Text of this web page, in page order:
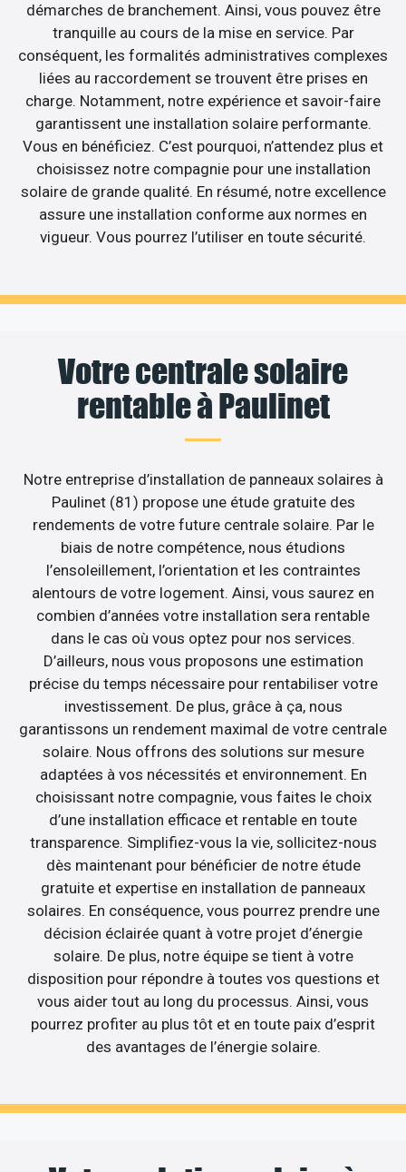
démarches de branchement. Ainsi, vous pouvez être
tranquille au cours de la mise en service. Par
conséquent, les formalités administratives complexes
liées au raccordement se trouvent être prises en
charge. Notamment, notre expérience et savoir-faire
garantissent une installation solaire performante.
Vous en bénéficiez. C’est pourquoi, n’attendez plus et
choisissez notre compagnie pour une installation
solaire de grande qualité. En résumé, notre excellence
assure une installation conforme aux normes en
vigueur. Vous pourrez l’utiliser en toute sécurité.
Votre centrale solaire
rentable à Paulinet
Notre entreprise d’installation de panneaux solaires à
Paulinet (81) propose une étude gratuite des
rendements de votre future centrale solaire. Par le
biais de notre compétence, nous étudions
l’ensoleillement, l’orientation et les contraintes
alentours de votre logement. Ainsi, vous saurez en
combien d’années votre installation sera rentable
dans le cas où vous optez pour nos services.
D’ailleurs, nous vous proposons une estimation
précise du temps nécessaire pour rentabiliser votre
investissement. De plus, grâce à ça, nous
garantissons un rendement maximal de votre centrale
solaire. Nous offrons des solutions sur mesure
adaptées à vos nécessités et environnement. En
choisissant notre compagnie, vous faites le choix
d’une installation efficace et rentable en toute
transparence. Simplifiez-vous la vie, sollicitez-nous
dès maintenant pour bénéficier de notre étude
gratuite et expertise en installation de panneaux
solaires. En conséquence, vous pourrez prendre une
décision éclairée quant à votre projet d’énergie
solaire. De plus, notre équipe se tient à votre
disposition pour répondre à toutes vos questions et
vous aider tout au long du processus. Ainsi, vous
pourrez profiter au plus tôt et en toute paix d’esprit
des avantages de l’énergie solaire.